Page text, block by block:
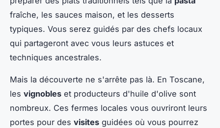
fraîche, les sauces maison, et les desserts
typiques. Vous serez guidés par des chefs locaux
qui partageront avec vous leurs astuces et
techniques ancestrales.
Mais la découverte ne s'arrête pas là. En Toscane,
les vignobles et producteurs d'huile d'olive sont
nombreux. Ces fermes locales vous ouvriront leurs
portes pour des visites guidées où vous pourrez